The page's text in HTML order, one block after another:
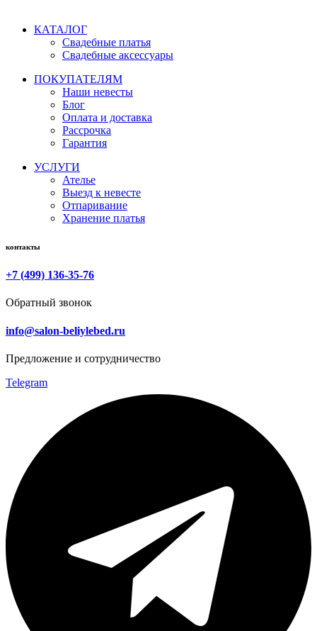
КАТАЛОГ
Свадебные платья
Свадебные аксессуары
ПОКУПАТЕЛЯМ
Наши невесты
Блог
Оплата и доставка
Рассрочка
Гарантия
УСЛУГИ
Ателье
Выезд к невесте
Отпаривание
Хранение платья
контакты
+7 (499) 136-35-76
Обратный звонок
info@salon-beliylebed.ru
Предложение и сотрудничество
Telegram